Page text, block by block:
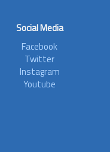
Social Media
Facebook
Twitter
Instagram
Youtube